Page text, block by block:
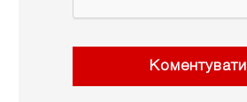
Коментувати